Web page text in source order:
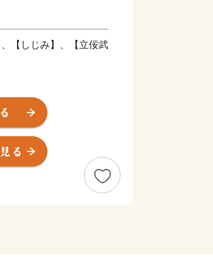
【しじみ】、【立佞武
央に位置しており、南
み、岩木川が貫流する
区は飛地となってお
ます。
多」（たちねぷた：高